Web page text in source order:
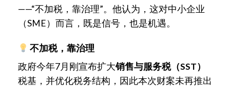
——“不加税，靠治理”。他认为，这对中小企业
（SME）而言，既是信号，也是机遇。
不加税，靠治理
政府今年7月刚宣布扩大销售与服务税（SST）
税基，并优化税务结构，因此本次财案未再推出